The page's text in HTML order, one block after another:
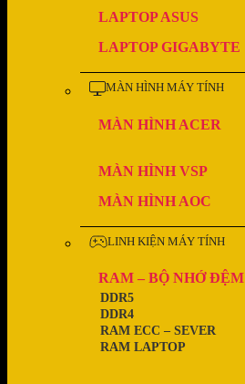
LAPTOP ASUS
LAPTOP GIGABYTE
MÀN HÌNH MÁY TÍNH
MÀN HÌNH ACER
MÀN HÌNH VSP
MÀN HÌNH AOC
LINH KIỆN MÁY TÍNH
RAM – BỘ NHỚ ĐỆM
RAM LAPTOP
RAM ECC – SEVER
DDR4
DDR5